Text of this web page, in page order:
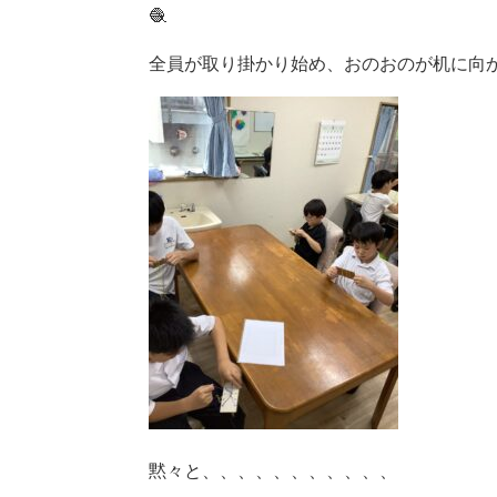
🧶
全員が取り掛かり始め、おのおのが机に向
黙々と、、、、、、、、、、、